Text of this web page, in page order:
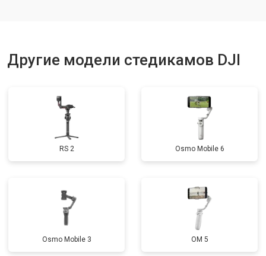
Другие модели стедикамов DJI
RS 2 Osmo Mobile 6
Osmo Mobile 3 OM 5